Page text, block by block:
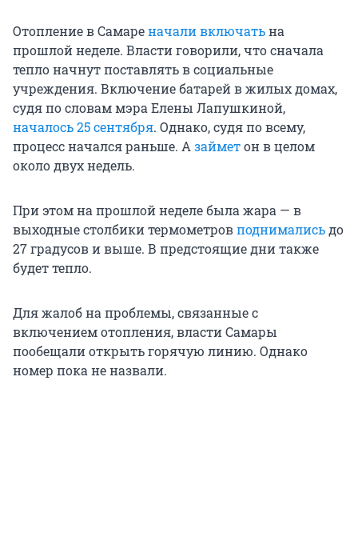
Отопление в Самареначали включатьна
прошлой неделе. Власти говорили, что сначала
тепло начнут поставлять в социальные
учреждения. Включение батарей в жилых домах,
судя по словам мэра Елены Лапушкиной,
началось 25 сентября. Однако, судя по всему,
процесс начался раньше. Азайметон в целом
около двух недель.
При этом на прошлой неделе была жара — в
выходные столбики термометровподнималисьдо
27 градусов и выше. В предстоящие дни также
будет тепло.
Для жалоб на проблемы, связанные с
включением отопления, власти Самары
пообещали открыть горячую линию. Однако
номер пока не назвали.